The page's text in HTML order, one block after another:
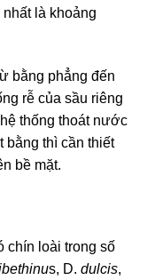
là khoảng
bằng phẳng đến
rễ của sầu riêng
thống thoát nước
bằng thì cần thiết
bề mặt.
chín loài trong số
s, D. dulcis,